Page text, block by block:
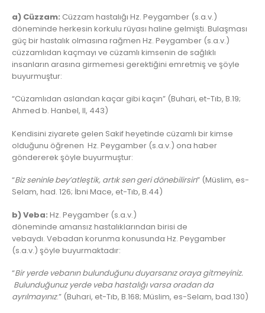
a) Cüzzam: Cüzzam hastalığı Hz. Peygamber (s.a.v.)
döneminde herkesin korkulu rüyası haline gelmişti. Bulaşması
güç bir hastalık olmasına rağmen Hz. Peygamber (s.a.v.)
cüzzamlıdan kaçmayı ve cüzamlı kimsenin de sağlıklı
insanların arasına girmemesi gerektiğini emretmiş ve şöyle
buyurmuştur:
“Cüzamlıdan aslandan kaçar gibi kaçın” (Buhari, et-Tıb, B.19;
Ahmed b. Hanbel, II, 443)
Kendisini ziyarete gelen Sakif heyetinde cüzamlı bir kimse
olduğunu öğrenen Hz. Peygamber (s.a.v.) ona haber
göndererek şöyle buyurmuştur:
“Biz seninle bey’atleştik, artık sen geri dönebilirsin” (Müslim, es-
Selam, had. 126; İbni Mace, et-Tıb, B.44)
b) Veba: Hz. Peygamber (s.a.v.)
döneminde amansız hastalıklarından birisi de
vebaydı. Vebadan korunma konusunda Hz. Peygamber
(s.a.v.) şöyle buyurmaktadır:
“Bir yerde vebanın bulunduğunu duyarsanız oraya gitmeyiniz.
Bulunduğunuz yerde veba hastalığı varsa oradan da
ayrılmayınız.” (Buhari, et-Tıb, B.168; Müslim, es-Selam, bad.130)